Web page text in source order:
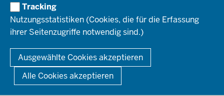
Tracking
Nutzungsstatistiken (Cookies, die für die Erfassung
ihrer Seitenzugriffe notwendig sind.)
Ausgewählte Cookies akzeptieren
Alle Cookies akzeptieren
Bekanntmachungen
Förderprogramme
Kontakt
Mediathek
So finden Sie uns
Anerkennung von Bildungsnachweisen
Offenlagen
HOTLINE
© 2026 Bezirksregierung Düsseldorf
Fußzeile
DATENSCHUTZ BARRIEREFREIHEIT
IMPRESSUM
KONTAKT